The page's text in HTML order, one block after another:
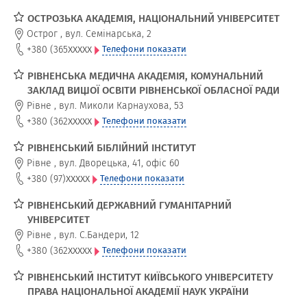
ОСТРОЗЬКА АКАДЕМІЯ, НАЦІОНАЛЬНИЙ УНІВЕРСИТЕТ
Острог , вул. Семінарська, 2
+380 (365xxxxx Телефони показати
РІВНЕНСЬКА МЕДИЧНА АКАДЕМІЯ, КОМУНАЛЬНИЙ
ЗАКЛАД ВИЩОЇ ОСВІТИ РІВНЕНСЬКОЇ ОБЛАСНОЇ РАДИ
Рівне , вул. Миколи Карнаухова, 53
+380 (362xxxxx Телефони показати
РІВНЕНСЬКИЙ БІБЛІЙНИЙ ІНСТИТУТ
Рівне , вул. Дворецька, 41, офіс 60
+380 (97)xxxxx Телефони показати
РІВНЕНСЬКИЙ ДЕРЖАВНИЙ ГУМАНІТАРНИЙ
УНІВЕРСИТЕТ
Рівне , вул. С.Бандери, 12
+380 (362xxxxx Телефони показати
РІВНЕНСЬКИЙ ІНСТИТУТ КИЇВСЬКОГО УНІВЕРСИТЕТУ
ПРАВА НАЦІОНАЛЬНОЇ АКАДЕМІЇ НАУК УКРАЇНИ